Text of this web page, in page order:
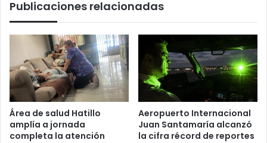
Publicaciones relacionadas
Área de salud Hatillo
amplía a jornada
completa la atención
Aeropuerto Internacional
Juan Santamaría alcanzó
la cifra récord de reportes